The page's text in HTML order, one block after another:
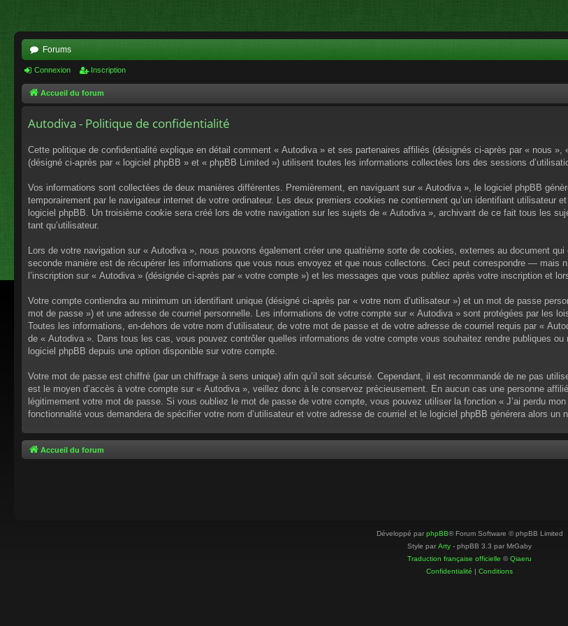
Forums
Connexion Inscription
Accueil du forum
Autodiva - Politique de confidentialité
Cette politique de confidentialité explique en détail comment « Autodiva » et ses partenaires affiliés (désignés ci-après par « nous
(désigné ci-après par « logiciel phpBB » et « phpBB Limited ») utilisent toutes les informations collectées lors des sessions
Vos informations sont collectées de deux manières différentes. Premièrement, en naviguant sur « Autodiva », le logiciel phpBB
temporairement par le navigateur internet de votre ordinateur. Les deux premiers cookies ne contiennent qu’un identifiant
logiciel phpBB. Un troisième cookie sera créé lors de votre navigation sur les sujets de « Autodiva », archivant de ce fait tous les
tant qu’utilisateur.
Lors de votre navigation sur « Autodiva », nous pouvons également créer une quatrième sorte de cookies, externes au document
seconde manière est de récupérer les informations que vous nous envoyez et que nous collectons. Ceci peut correspondre — mais
l’inscription sur « Autodiva » (désignée ci-après par « votre compte ») et les messages que vous publiez après votre inscription et
Votre compte contiendra au minimum un identifiant unique (désigné ci-après par « votre nom d’utilisateur ») et un mot de passe
mot de passe ») et une adresse de courriel personnelle. Les informations de votre compte sur « Autodiva » sont protégées par les
Toutes les informations, en-dehors de votre nom d’utilisateur, de votre mot de passe et de votre adresse de courriel requis par «
de « Autodiva ». Dans tous les cas, vous pouvez contrôler quelles informations de votre compte vous souhaitez rendre publiques
logiciel phpBB depuis une option disponible sur votre compte.
Votre mot de passe est chiffré (par un chiffrage à sens unique) afin qu’il soit sécurisé. Cependant, il est recommandé de ne pas
est le moyen d’accès à votre compte sur « Autodiva », veillez donc à le conservez précieusement. En aucun cas une personne
légitimement votre mot de passe. Si vous oubliez le mot de passe de votre compte, vous pouvez utiliser la fonction « J’ai perdu
fonctionnalité vous demandera de spécifier votre nom d’utilisateur et votre adresse de courriel et le logiciel phpBB générera alors
Accueil du forum
Développé par phpBB® Forum Software © phpBB Limited
Style par Arty - phpBB 3.3 par MrGaby
Traduction française officielle ©Qiaeru
Confidentialité | Conditions